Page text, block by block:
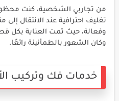
من تجاربي الشخصية، كنت
تغليف احترافية عند الانتقال
وفعالة، حيث تمت العناية بكل
وكان الشعور بالطمأنينة رائعًا.
خدمات فك وتركيب